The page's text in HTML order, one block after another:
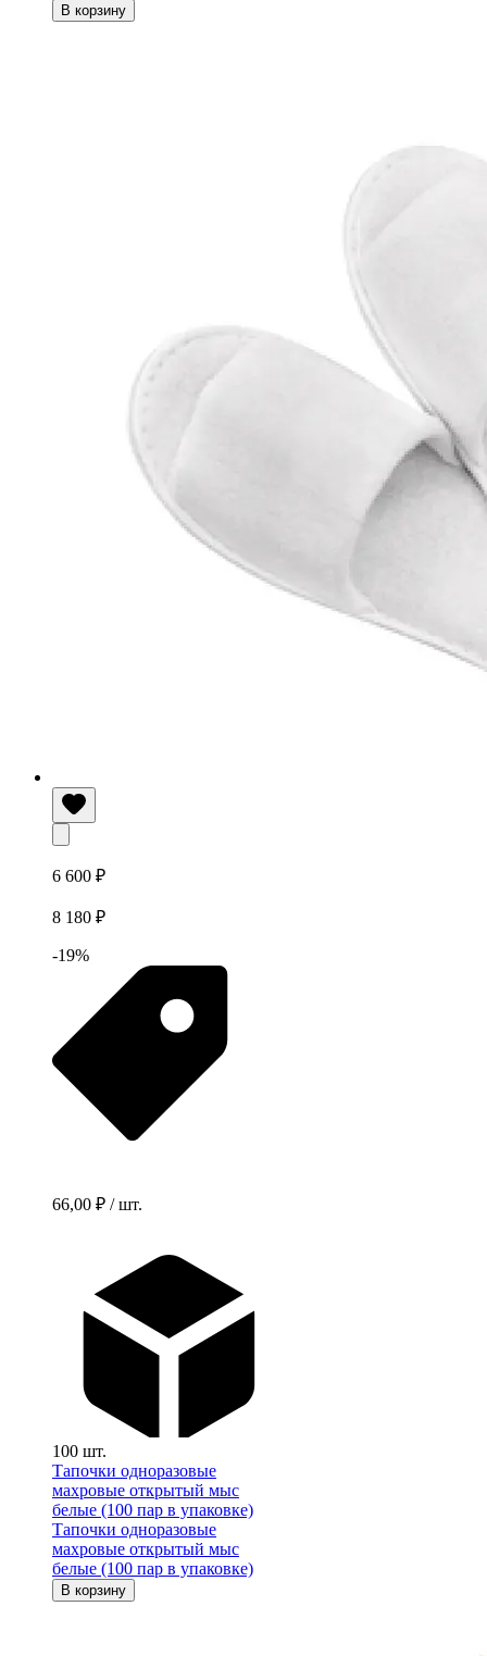
В корзину
6 600 ₽
8 180 ₽
-19%
66,00 ₽ / шт.
100 шт.
Тапочки одноразовые
махровые открытый мыс
белые (100 пар в упаковке)
Тапочки одноразовые
махровые открытый мыс
белые (100 пар в упаковке)
В корзину